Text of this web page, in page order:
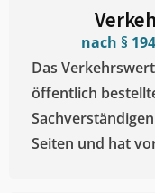
nach §
Das
öffentlich
Seiten und hat